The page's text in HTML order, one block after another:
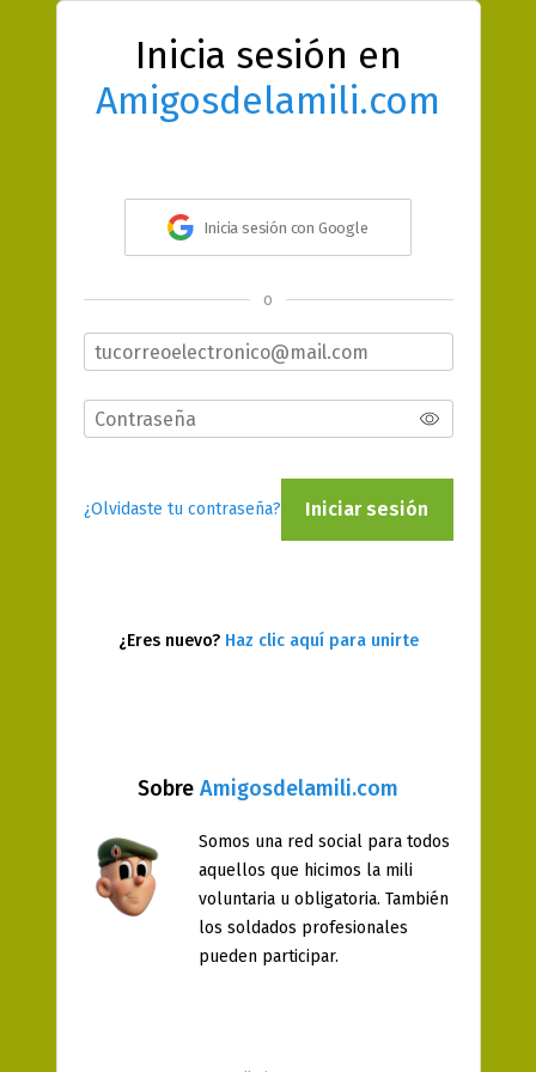
Sobre Amigosdelamili.com
Somos una red social para todos
aquellos que hicimos la mili
voluntaria u obligatoria. También
los soldados profesionales
pueden participar.
Inicia sesión en
Amigosdelamili.com
Inicia sesión con Google
o
¿Olvidaste tu contraseña? Iniciar sesión
¿Eres nuevo? Haz clic aquí para unirte